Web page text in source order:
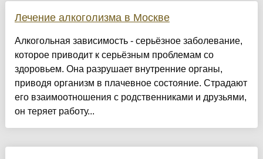
Лечение алкоголизма в Москве
Алкогольная зависимость - серьёзное заболевание,
которое приводит к серьёзным проблемам со
здоровьем. Она разрушает внутренние органы,
приводя организм в плачевное состояние. Страдают
его взаимоотношения с родственниками и друзьями,
он теряет работу...